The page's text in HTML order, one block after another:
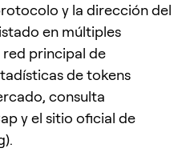
y la dirección del
en múltiples
principal de
de tokens
consulta
y el sitio oficial de
).